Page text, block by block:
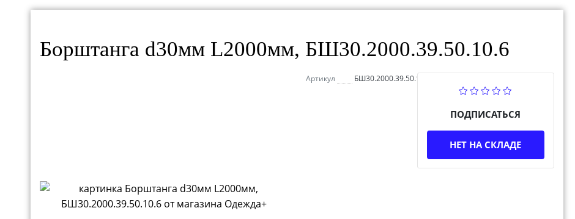
Борштанга d30мм L2000мм, БШ30.2000.39.50.10.6
Артикул БШ30.2000.39.50.10.6
ПОДПИСАТЬСЯ
НЕТ НА СКЛАДЕ